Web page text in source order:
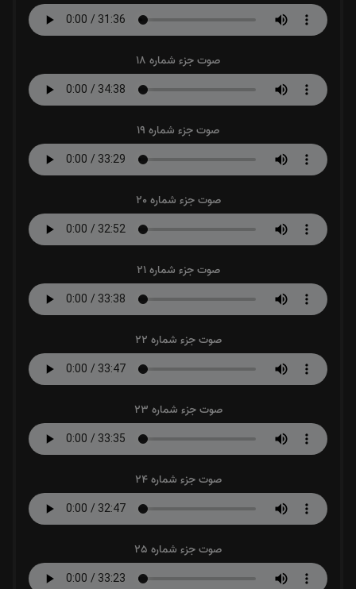
صوت جزء شماره 18
صوت جزء شماره 19
صوت جزء شماره 20
صوت جزء شماره 21
صوت جزء شماره 22
صوت جزء شماره 23
صوت جزء شماره 24
صوت جزء شماره 25